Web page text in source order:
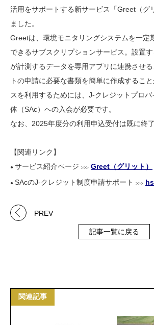
活用をサポートする新サービス「Greet（グ
ました。
Greetは、環境モニタリングシステムを一定
できるサブスクリプションサービス。設置
が計測するデータを専用アプリに連携させ
トの申請に必要な書類を簡単に作成するこ
スを利用するためには、J-クレジットプロ
体（SAc）への入会が必要です。
なお、2025年度分の利用申込受付は既に終
【関連リンク】
● サービス紹介ページ >>> Greet（グリット）
● SAcのJ-クレジット制度申請サポート >>>
PREV
記事一覧に戻る
関連記事